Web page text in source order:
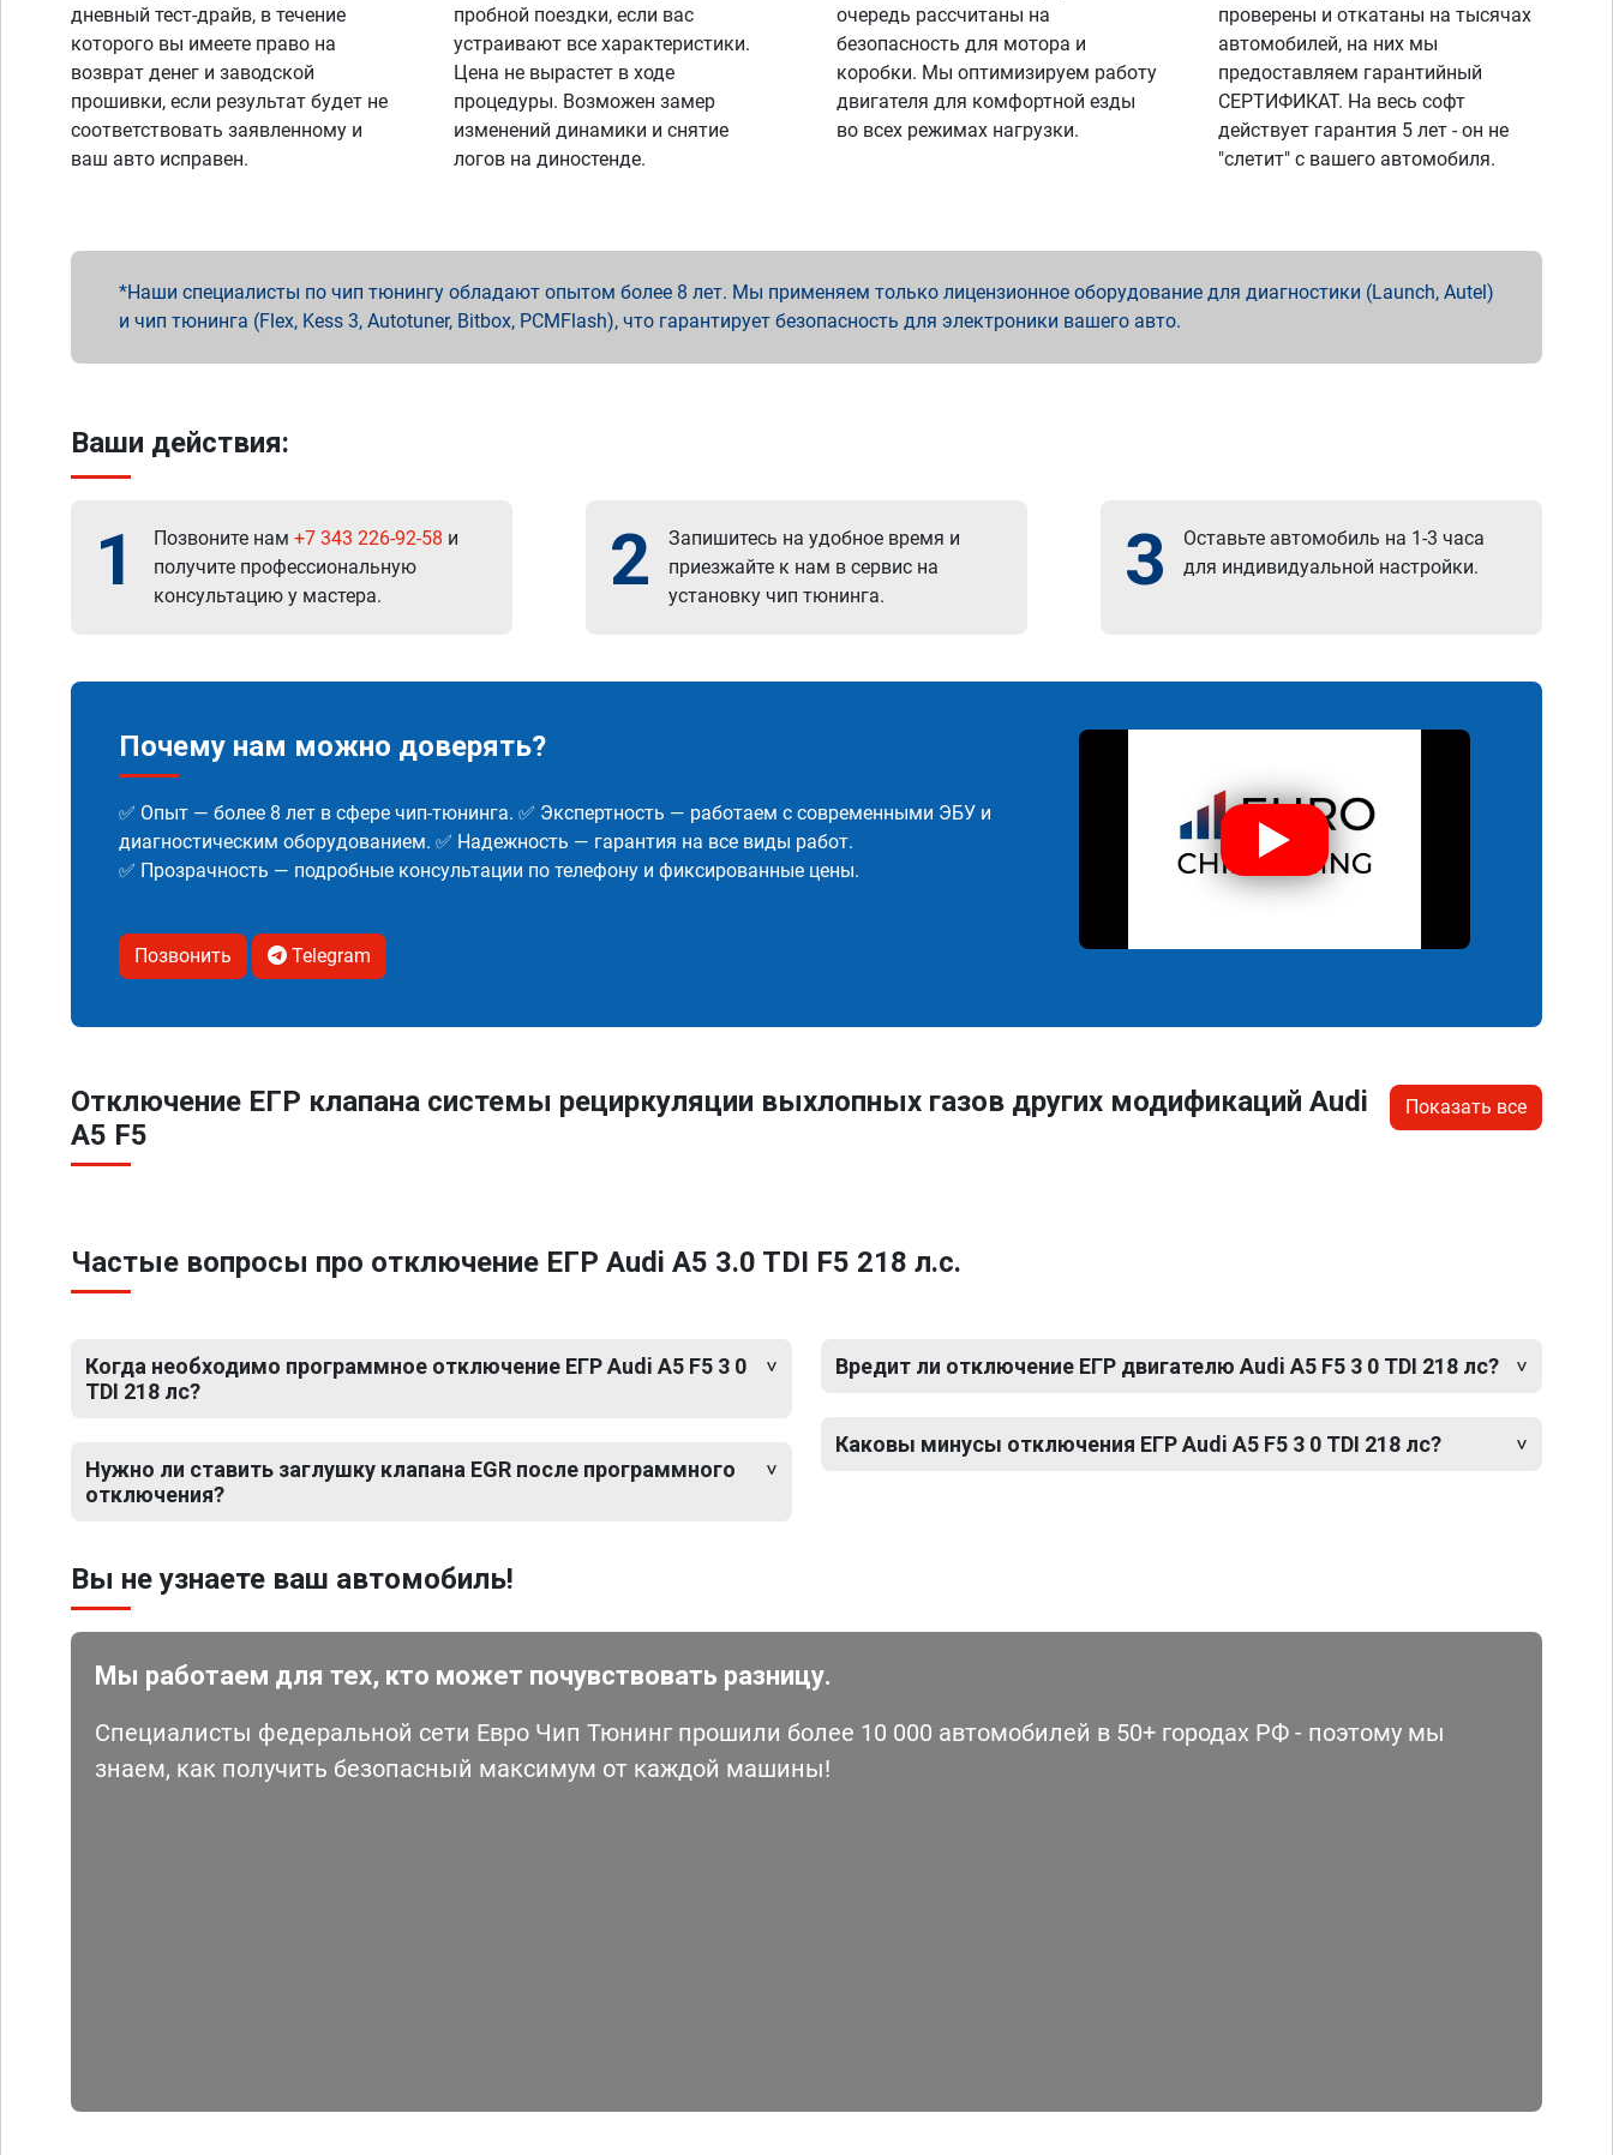
дневный тест-драйв, в течение
которого вы имеете право на
возврат денег и заводской
прошивки, если результат будет не
соответствовать заявленному и
ваш авто исправен.
пробной поездки, если вас
устраивают все характеристики.
Цена не вырастет в ходе
процедуры. Возможен замер
изменений динамики и снятие
логов на диностенде.
очередь рассчитаны на
безопасность для мотора и
коробки. Мы оптимизируем работу
двигателя для комфортной езды
во всех режимах нагрузки.
проверены и откатаны на тысячах
автомобилей, на них мы
предоставляем гарантийный
СЕРТИФИКАТ. На весь софт
действует гарантия 5 лет - он не
"слетит" с вашего автомобиля.
Наши специалисты по чип тюнингу обладают опытом более 8 лет. Мы применяем только лицензионное оборудование для диагностики (Launch, Autel)
и чип тюнинга (Flex, Kess 3, Autotuner, Bitbox, PCMFlash), что гарантирует безопасность для электроники вашего авто.
Ваши действия:
1 Позвоните нам +7 343 226-92-58 и
получите профессиональную
консультацию у мастера.
2
Запишитесь на удобное время и
приезжайте к нам в сервис на
установку чип тюнинга.
3
Оставьте автомобиль на 1-3 часа
для индивидуальной настройки.
Почему нам можно доверять?
✅ Опыт — более 8 лет в сфере чип-тюнинга. ✅ Экспертность — работаем с современными ЭБУ и
диагностическим оборудованием. ✅ Надежность — гарантия на все виды работ.
✅ Прозрачность — подробные консультации по телефону и фиксированные цены.
Позвонить Telegram
Отключение ЕГР клапана системы рециркуляции выхлопных газов других модификаций Audi
A5 F5
Показать все
Частые вопросы про отключение ЕГР Audi A5 3.0 TDI F5 218 л.с.
Когда необходимо программное отключение ЕГР Audi A5 F5 3 0
TDI 218 лс?
Нужно ли ставить заглушку клапана EGR после программного
отключения?
Вредит ли отключение ЕГР двигателю Audi A5 F5 3 0 TDI 218 лс?
Каковы минусы отключения ЕГР Audi A5 F5 3 0 TDI 218 лс?
Вы не узнаете ваш автомобиль!
Мы работаем для тех, кто может почувствовать разницу.
Специалисты федеральной сети Евро Чип Тюнинг прошили более 10 000 автомобилей в 50+ городах РФ - поэтому мы
знаем, как получить безопасный максимум от каждой машины!